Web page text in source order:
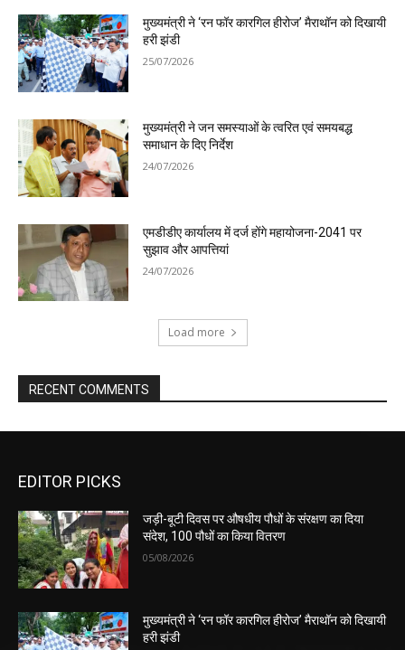
मुख्यमंत्री ने ‘रन फॉर कारगिल हीरोज’ मैराथॉन को दिखायी
हरी झंडी
25/07/2026
मुख्यमंत्री ने जन समस्याओं के त्वरित एवं समयबद्ध
समाधान के दिए निर्देश
24/07/2026
एमडीडीए कार्यालय में दर्ज होंगे महायोजना-2041 पर
सुझाव और आपत्तियां
24/07/2026
Load more
RECENT COMMENTS
EDITOR PICKS
जड़ी-बूटी दिवस पर औषधीय पौधों के संरक्षण का दिया
संदेश, 100 पौधों का किया वितरण
05/08/2026
मुख्यमंत्री ने ‘रन फॉर कारगिल हीरोज’ मैराथॉन को दिखायी
हरी झंडी